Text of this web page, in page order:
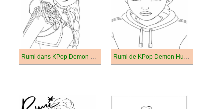
Rumi dans KPop Demon Hunters Rumi de KPop Demon Hunters